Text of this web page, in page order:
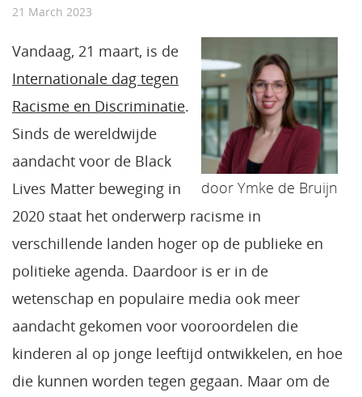
21 March 2023
door Ymke de Bruijn
Vandaag, 21 maart, is de
Internationale dag tegen
Racisme en Discriminatie.
Sinds de wereldwijde
aandacht voor de Black
Lives Matter beweging in
2020 staat het onderwerp racisme in
verschillende landen hoger op de publieke en
politieke agenda. Daardoor is er in de
wetenschap en populaire media ook meer
aandacht gekomen voor vooroordelen die
kinderen al op jonge leeftijd ontwikkelen, en hoe
die kunnen worden tegen gegaan. Maar om de